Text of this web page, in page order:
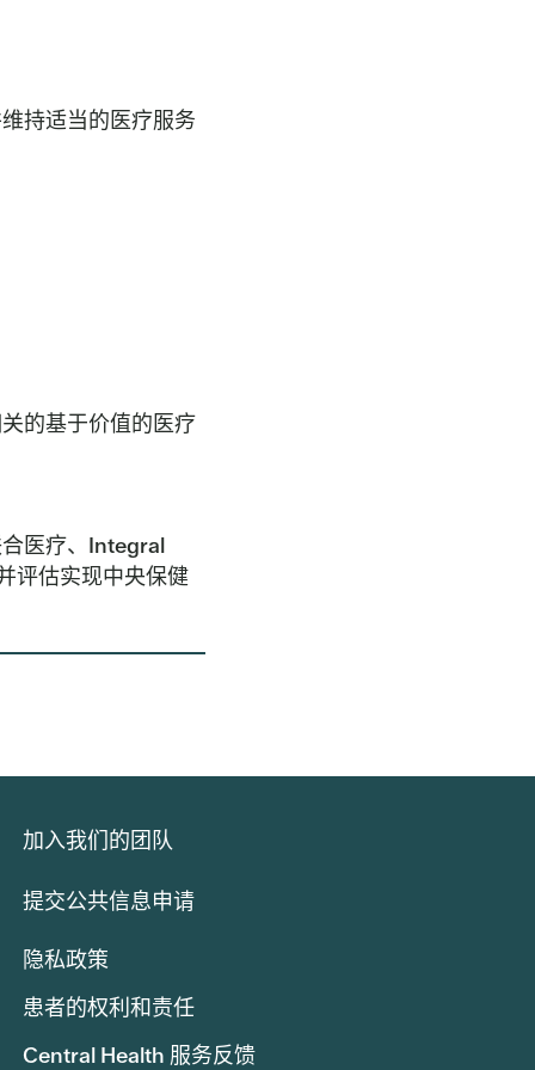
持适当的医疗服务
的基于价值的医疗
医疗、Integral
评估实现中央保健
加入我们的团队
提交公共信息申请
隐私政策
患者的权利和责任
Central Health 服务反馈